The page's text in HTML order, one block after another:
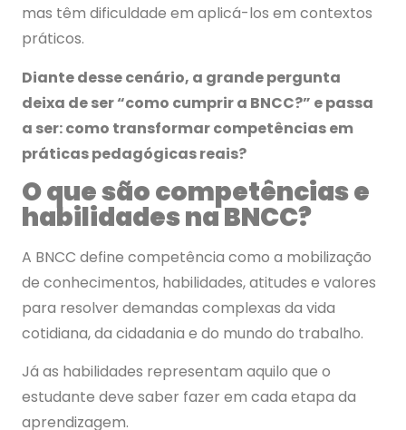
mas têm dificuldade em aplicá-los em contextos
práticos.
Diante desse cenário, a grande pergunta
deixa de ser “como cumprir a BNCC?” e passa
a ser: como transformar competências em
práticas pedagógicas reais?
O que são competências e
habilidades na BNCC?
A BNCC define competência como a mobilização
de conhecimentos, habilidades, atitudes e valores
para resolver demandas complexas da vida
cotidiana, da cidadania e do mundo do trabalho.
Já as habilidades representam aquilo que o
estudante deve saber fazer em cada etapa da
aprendizagem.